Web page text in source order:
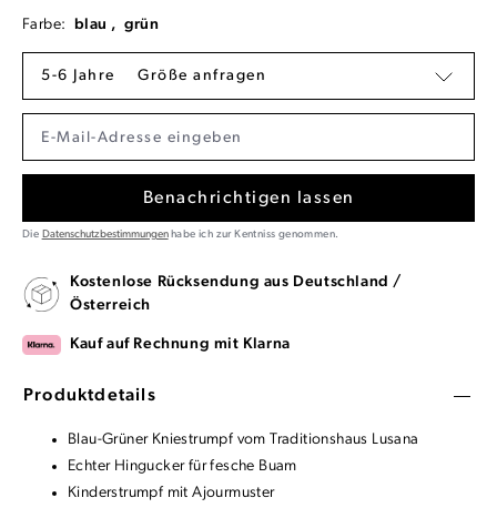
Farbe: blau , grün
5-6 Jahre Größe anfragen
Benachrichtigen lassen
Die Datenschutzbestimmungenhabe ich zur Kentniss genommen.
Kostenlose Rücksendung aus Deutschland /
Österreich
Kauf auf Rechnung mit Klarna
Produktdetails
Blau-Grüner Kniestrumpf vom Traditionshaus Lusana
Echter Hingucker für fesche Buam
Kinderstrumpf mit Ajourmuster